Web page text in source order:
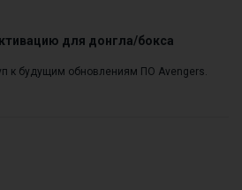
для донгла/бокса
к будущим обновлениям ПО Avengers.